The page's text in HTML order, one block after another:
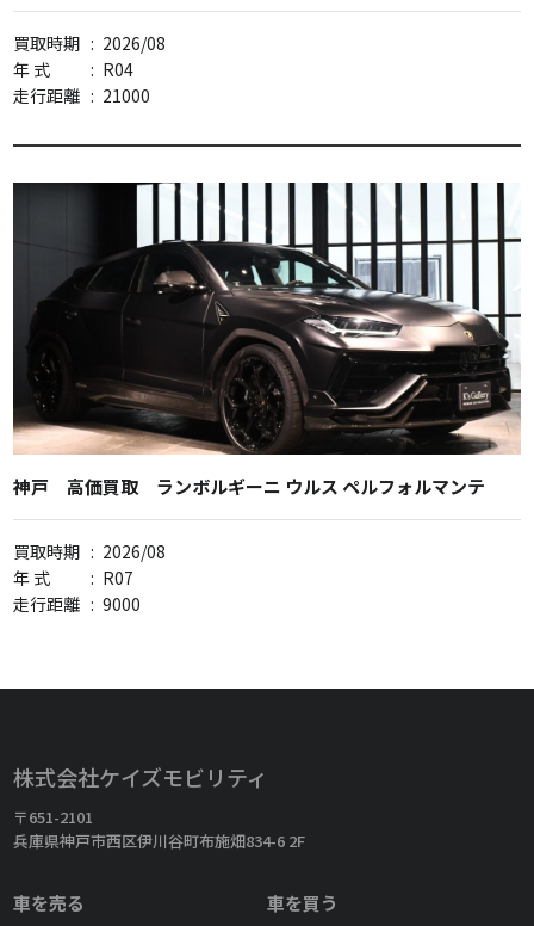
買取時期 : 2026/08
年 式
: R04
走行距離 : 21000
神戸 高価買取 ランボルギーニ ウルス ペルフォルマンテ
買取時期 : 2026/08
年 式
: R07
走行距離 : 9000
株式会社ケイズモビリティ
〒651-2101
兵庫県神戸市西区伊川谷町布施畑834-6 2F
車を売る 車を買う